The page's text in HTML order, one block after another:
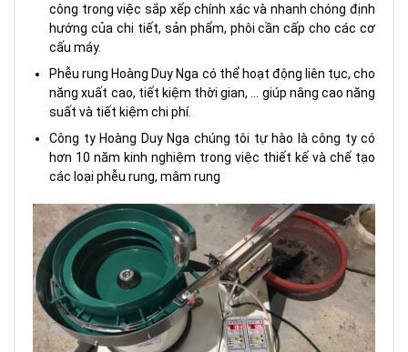
công trong việc sắp xếp chính xác và nhanh chóng định
hướng của chi tiết, sản phẩm, phôi cần cấp cho các cơ
cấu máy.
Phễu rung Hoàng Duy Nga có thể hoạt động liên tục, cho
năng xuất cao, tiết kiệm thời gian, … giúp nâng cao năng
suất và tiết kiệm chi phí.
Công ty Hoàng Duy Nga chúng tôi tự hào là công ty có
hơn 10 năm kinh nghiệm trong việc thiết kế và chế tạo
các loại phễu rung, mâm rung